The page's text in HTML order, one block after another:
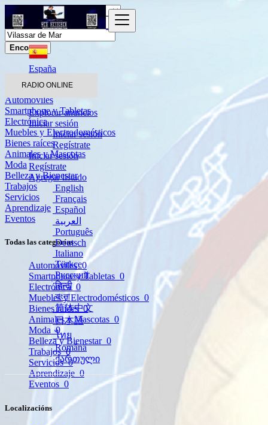
RADIO ONLINE
Explorar anuncios
Iniciar sesión
Iniciar sesión
Regístrate
Iniciar sesión
Regístrate
Agregar listado
English
Français
Español
العربية
Português
Deutsch
Italiano
Türkçe
Русский
हिन्दी
বাংলা
简体中文
日本語
ไทย
Română
ქართული
Encontrar
España
Automóviles
Smartphone y Tabletas
Electrónica
Muebles y Electrodomésticos
Bienes raíces
Animales y Mascotas
Moda
Belleza y Bienestar
Trabajos
Servicios
Aprendizaje
Eventos
Todas las categorías
Automóviles0
Smartphone y Tabletas 0
Electrónica 0
Muebles y Electrodomésticos 0
Bienes raíces0
Animales y Mascotas 0
Moda 0
Belleza y Bienestar 0
Trabajos0
Servicios0
Aprendizaje 0
Eventos 0
Localizacións